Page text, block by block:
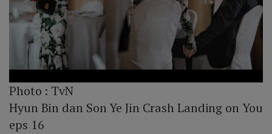
Photo : TvN
Hyun Bin dan Son Ye Jin Crash Landing on You
eps 16